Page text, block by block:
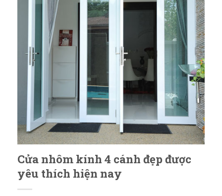
Cửa nhôm kính 4 cánh đẹp được
yêu thích hiện nay